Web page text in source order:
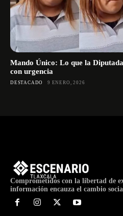
Mando Único: Lo que la
con urgencia
DESTACADO 9 ENERO, 2026
Comprometidos con la libertad de
información encauza el cambio